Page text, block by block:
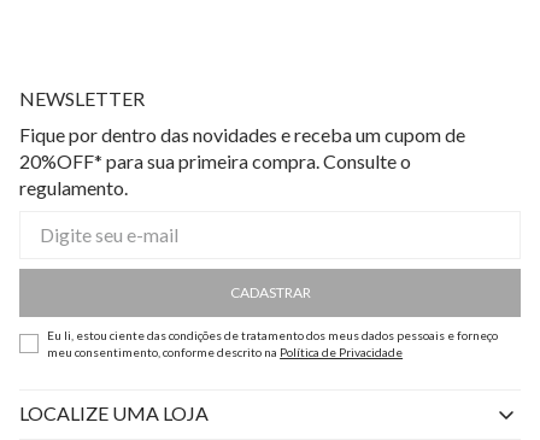
NEWSLETTER
Fique por dentro das novidades e receba um cupom de
20%OFF* para sua primeira compra. Consulte o
regulamento.
CADASTRAR
Eu li, estou ciente das condições de tratamento dos meus dados pessoais e forneço
meu consentimento, conforme descrito na Política de Privacidade
LOCALIZE UMA LOJA